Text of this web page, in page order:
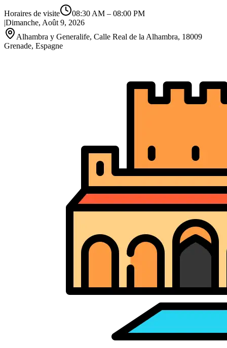
Horaires de visite 08:30 AM – 08:00 PM
|Dimanche, Août 9, 2026
Alhambra y Generalife, Calle Real de la Alhambra, 18009
Grenade, Espagne